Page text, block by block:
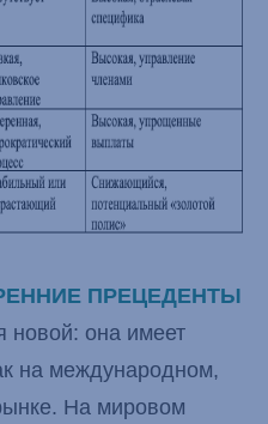
ПРЕЦЕДЕНТЫ
новой: она имеет
на международном,
На мировом